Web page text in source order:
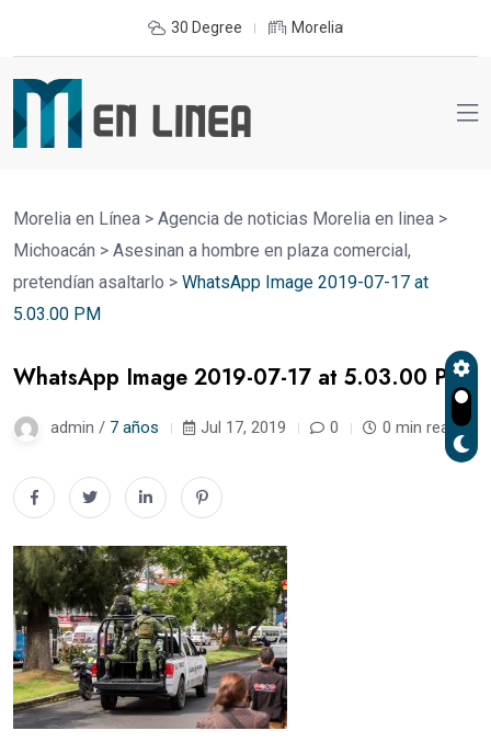
30 Degree Morelia
Morelia en Línea > Agencia de noticias Morelia en linea >
Michoacán > Asesinan a hombre en plaza comercial,
pretendían asaltarlo > WhatsApp Image 2019-07-17 at
5.03.00 PM
WhatsApp Image 2019-07-17 at 5.03.00 PM
admin / 7 años Jul 17, 2019 0 0 min read